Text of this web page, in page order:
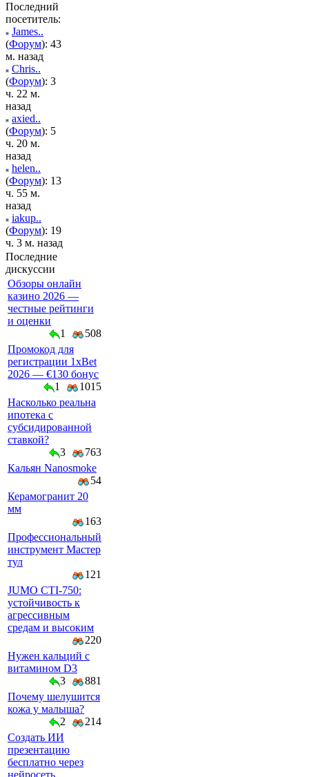
Последний
посетитель:
James..
(Форум): 43
м. назад
Chris..
(Форум): 3
ч. 22 м.
назад
axied..
(Форум): 5
ч. 20 м.
назад
helen..
(Форум): 13
ч. 55 м.
назад
iakup..
(Форум): 19
ч. 3 м. назад
Последние
дискуссии
Обзоры онлайн
казино 2026 —
честные рейтинги
и оценки
1
508
Промокод для
регистрации 1xBet
2026 — €130 бонус
1
1015
Насколько реальна
ипотека с
субсидированной
ставкой?
3
763
Кальян Nanosmoke
54
Керамогранит 20
мм
163
Профессиональный
инструмент Мастер
тул
121
JUMO CTI-750:
устойчивость к
агрессивным
средам и высоким
220
Нужен кальций с
витамином D3
3
881
Почему шелушится
кожа у малыша?
2
214
Создать ИИ
презентацию
бесплатно через
нейросеть